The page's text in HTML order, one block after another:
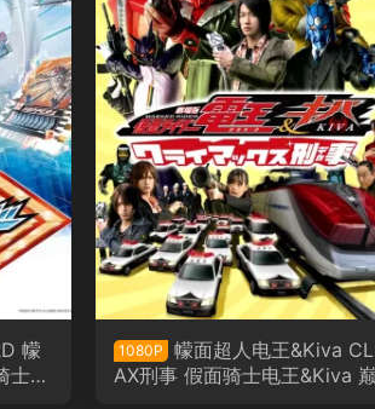
幪
士歌
1080P
幪面超人电王&Kiva
AX刑事 假面骑士电王&Kiva